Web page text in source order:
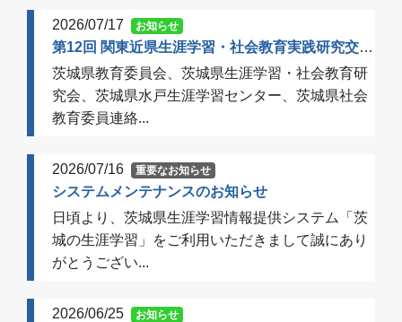
2026/07/17 お知らせ
第12回 関東近県生涯学習・社会教育実践研究交流会 開催のご案内（一次案内）
茨城県教育委員会、茨城県生涯学習・社会教育研
究会、茨城県水戸生涯学習センター、茨城県社会
教育委員連絡...
2026/07/16 重要なお知らせ
システムメンテナンスのお知らせ
日頃より、茨城県生涯学習情報提供システム「茨
城の生涯学習」をご利用いただきまして誠にあり
がとうござい...
2026/06/25 お知らせ